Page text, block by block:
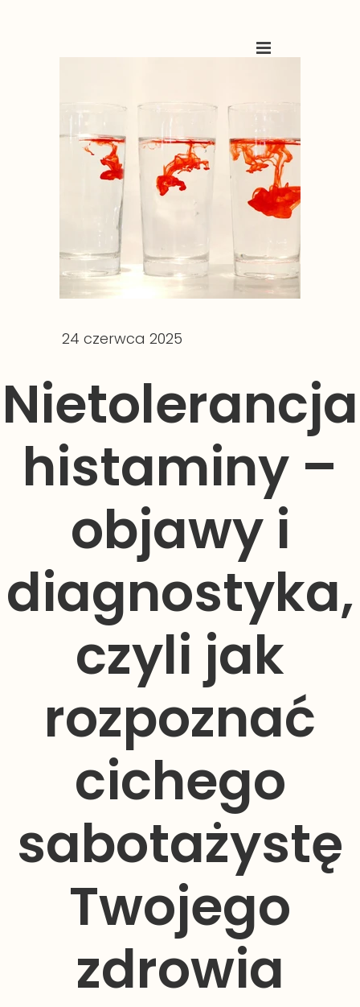
24 czerwca 2025
Nietolerancja
histaminy –
objawy i
diagnostyka,
czyli jak
rozpoznać
cichego
sabotażystę
Twojego
zdrowia